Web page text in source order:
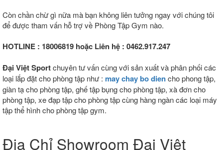
Còn chần chừ gì nữa mà bạn không liên tưởng ngay với chúng tôi
để được tham vấn hỗ trợ về Phòng Tập Gym nào.
HOTLINE : 18006819 hoặc Liên hệ : 0462.917.247
Đại Việt Sportchuyên tư vấn cùng với sản xuất và phân phối các
loại lắp đặt cho phòng tập như : may chay bo diencho phong tập,
giàn tạ cho phòng tập, ghế tập bụng cho phòng tập, xà đơn cho
phòng tập, xe đạp tập cho phòng tập cùng hàng ngàn các loại máy
tập thể hình cho phòng tập gym.
Địa Chỉ Showroom Đại Việt